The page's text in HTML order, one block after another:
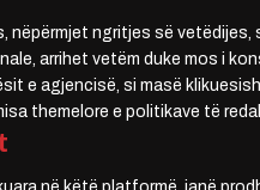
nëpërmjet ngritjes së vetëdijes,
arrihet vetëm duke mos i
e agjencisë, si masë
themelore e politikave të